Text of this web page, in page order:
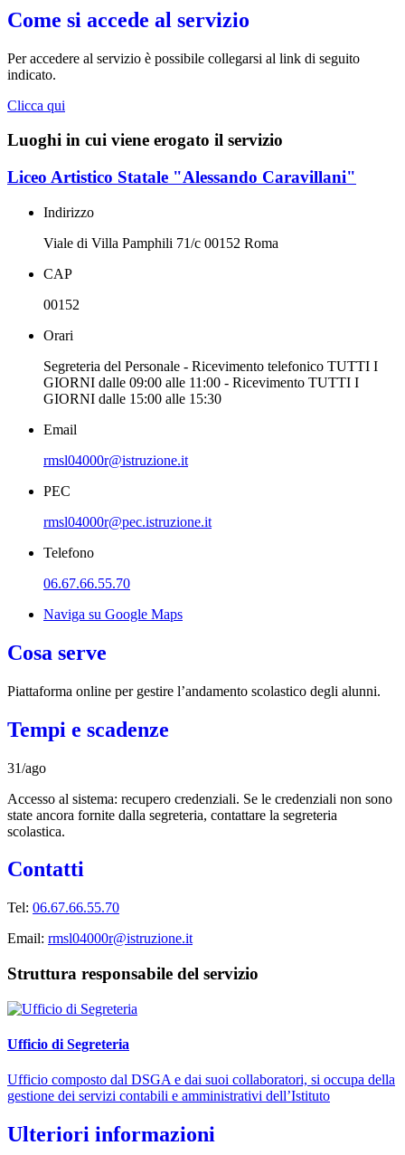
Come si accede al servizio
Per accedere al servizio è possibile collegarsi al link di seguito
indicato.
Clicca qui
Luoghi in cui viene erogato il servizio
Liceo Artistico Statale "Alessando Caravillani"
Indirizzo
Viale di Villa Pamphili 71/c 00152 Roma
CAP
00152
Orari
Segreteria del Personale - Ricevimento telefonico TUTTI I
GIORNI dalle 09:00 alle 11:00 - Ricevimento TUTTI I
GIORNI dalle 15:00 alle 15:30
Email
rmsl04000r@istruzione.it
PEC
rmsl04000r@pec.istruzione.it
Telefono
06.67.66.55.70
Naviga su Google Maps
Cosa serve
Piattaforma online per gestire l’andamento scolastico degli alunni.
Tempi e scadenze
31/ago
Accesso al sistema: recupero credenziali. Se le credenziali non sono
state ancora fornite dalla segreteria, contattare la segreteria
scolastica.
Contatti
Tel: 06.67.66.55.70
Email: rmsl04000r@istruzione.it
Struttura responsabile del servizio
Ufficio di Segreteria
Ufficio composto dal DSGA e dai suoi collaboratori, si occupa della
gestione dei servizi contabili e amministrativi dell’Istituto
Ulteriori informazioni